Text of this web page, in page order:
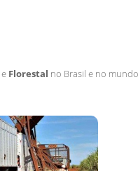
e Florestal no Brasil e no